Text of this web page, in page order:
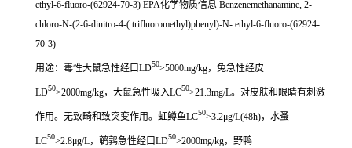
ethyl-6-fluoro-(62924-70-3) EPA化学物质信息 Benzenemethanamine, 2-
chloro-N-(2-6-dinitro-4-( trifluoromethyl)phenyl)-N- ethyl-6-fluoro-(62924-
70-3)
用途：毒性大鼠急性经口LD50>5000mg/kg，兔急性经皮
LD50>2000mg/kg，大鼠急性吸入LC50>21.3mg/L。对皮肤和眼睛有刺激
作用。无致畸和致突变作用。虹鳟鱼LC50>3.2μg/L(48h)，水蚤
LC50>2.8μg/L，鹌鹑急性经口LD50>2000mg/kg，野鸭